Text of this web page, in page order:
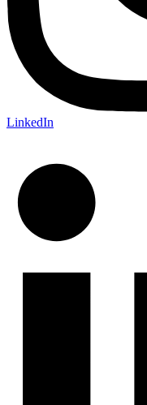
LinkedIn